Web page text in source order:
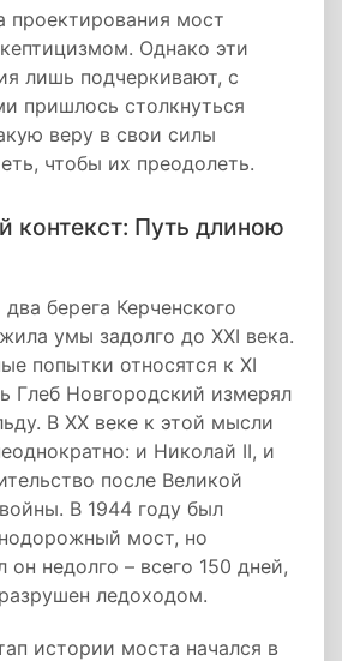
проектирования мост
Однако эти
лишь подчеркивают, с
пришлось столкнуться
веру в свои силы
чтобы их преодолеть.
контекст: Путь длиною
берега Керченского
умы задолго до XXI века.
попытки относятся к XI
Глеб Новгородский измерял
В XX веке к этой мысли
и Николай II, и
после Великой
В 1944 году был
мост, но
он недолго – всего 150 дней,
ледоходом.
истории моста начался в